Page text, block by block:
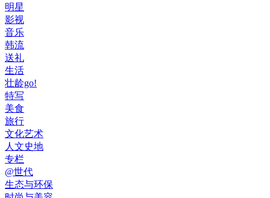
明星
影视
音乐
韩流
送礼
生活
壮龄go!
特写
美食
旅行
文化艺术
人文史地
专栏
@世代
生态与环保